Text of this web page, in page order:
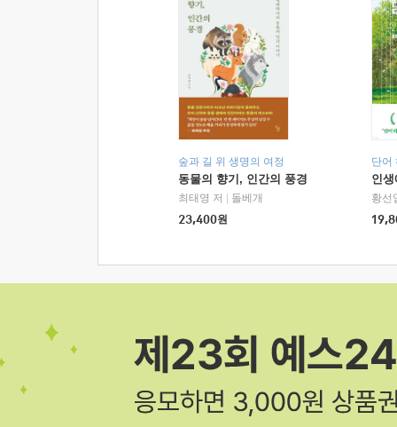
숲과 길 위 생명의 여정
동물의 향기, 인간의 풍경
최태영 저
돌베개
23,400원
단어
인
황선